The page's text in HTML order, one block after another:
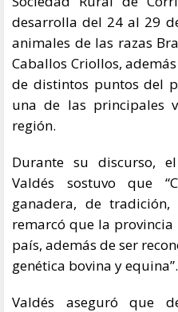
desarrolla del 24 al 29
animales de las razas
Caballos Criollos,
de distintos puntos del
una de las principales
región.
Durante su discurso,
Valdés sostuvo que
ganadera, de
remarcó que la
país, además de ser
genética bovina y equina”.
Valdés aseguró que